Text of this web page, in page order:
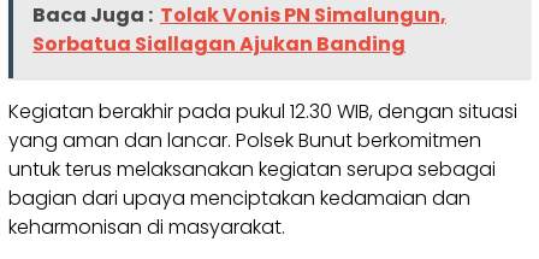
Baca Juga : Tolak Vonis PN Simalungun,
Sorbatua Siallagan Ajukan Banding
Kegiatan berakhir pada pukul 12.30 WIB, dengan situasi
yang aman dan lancar. Polsek Bunut berkomitmen
untuk terus melaksanakan kegiatan serupa sebagai
bagian dari upaya menciptakan kedamaian dan
keharmonisan di masyarakat.